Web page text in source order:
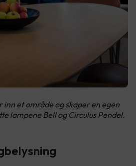
et område og skaper en egen
lampene Bell og Circulus Pendel.